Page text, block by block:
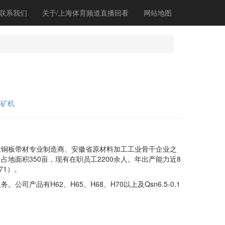
系我们 关于/上海体育频道直播回看 网站地图
机
带材专业制造商、安徽省原材料加工工业骨干企业之
地面积350亩，现有在职员工2200余人。年出产能力近8
）。
公司产品有H62、H65、H68、H70以上及Qsn6.5-0.1